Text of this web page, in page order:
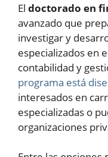
El doctorado en
avanzado que
investigar y
especializados en
contabilidad y
programa está
interesados en
especializadas o
organizaciones